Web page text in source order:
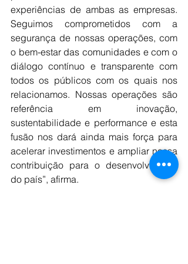
experiências de ambas as empresas.
Seguimos comprometidos com a
segurança de nossas operações, com
o bem-estar das comunidades e com o
diálogo contínuo e transparente com
todos os públicos com os quais nos
relacionamos. Nossas operações são
referência em inovação,
sustentabilidade e performance e esta
fusão nos dará ainda mais força para
acelerar investimentos e ampliar nossa
contribuição para o desenvolvimento
do país”, afirma.